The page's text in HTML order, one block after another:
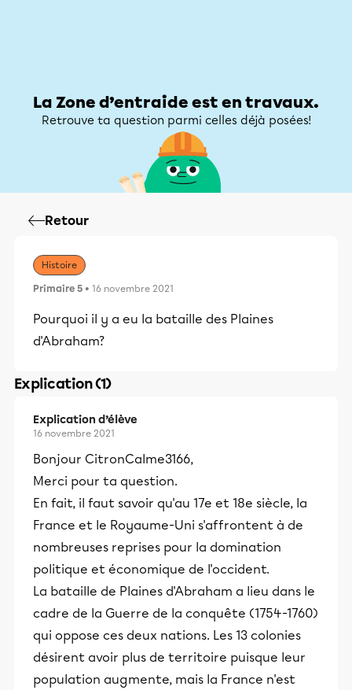
La Zone d’entraide est en travaux.
Retrouve ta question parmi celles déjà posées!
Retour
Histoire
Primaire 5 • 16 novembre 2021
Pourquoi il y a eu la bataille des Plaines
d'Abraham?
Explication (1)
Explication d’élève
16 novembre 2021
Bonjour CitronCalme3166,
Merci pour ta question.
En fait, il faut savoir qu'au 17e et 18e siècle, la
France et le Royaume-Uni s'affrontent à de
nombreuses reprises pour la domination
politique et économique de l'occident.
La bataille de Plaines d'Abraham a lieu dans le
cadre de la Guerre de la conquête (1754-1760)
qui oppose ces deux nations. Les 13 colonies
désirent avoir plus de territoire puisque leur
population augmente, mais la France n'est